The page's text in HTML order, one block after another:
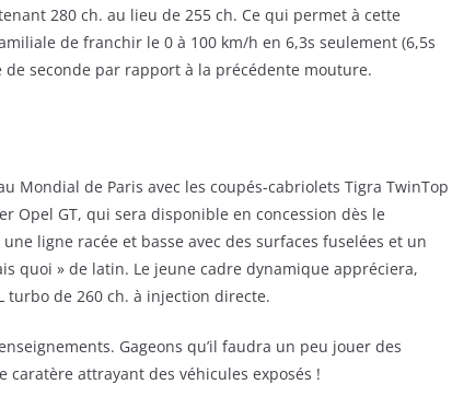
280 ch. au lieu de 255 ch. Ce qui permet à cette
de franchir le 0 à 100 km/h en 6,3s seulement (6,5s
seconde par rapport à la précédente mouture.
Mondial de Paris avec les coupés-cabriolets Tigra TwinTop
Opel GT, qui sera disponible en concession dès le
ligne racée et basse avec des surfaces fuselées et un
quoi » de latin. Le jeune cadre dynamique appréciera,
turbo de 260 ch. à injection directe.
Gageons qu’il faudra un peu jouer des
attrayant des véhicules exposés !